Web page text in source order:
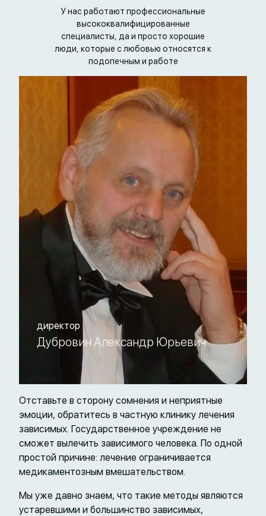
У нас работают профессиональные
высококвалифицированные
специалисты, да и просто хорошие
люди, которые с любовью относятся к
подопечным и работе
директор
Дубровин Александр Юрьевич
Отставьте в сторону сомнения и неприятные
эмоции, обратитесь в частную клинику лечения
зависимых. Государственное учреждение не
сможет вылечить зависимого человека. По одной
простой причине: лечение ограничивается
медикаментозным вмешательством.
Мы уже давно знаем, что такие методы являются
устаревшими и большинство зависимых,